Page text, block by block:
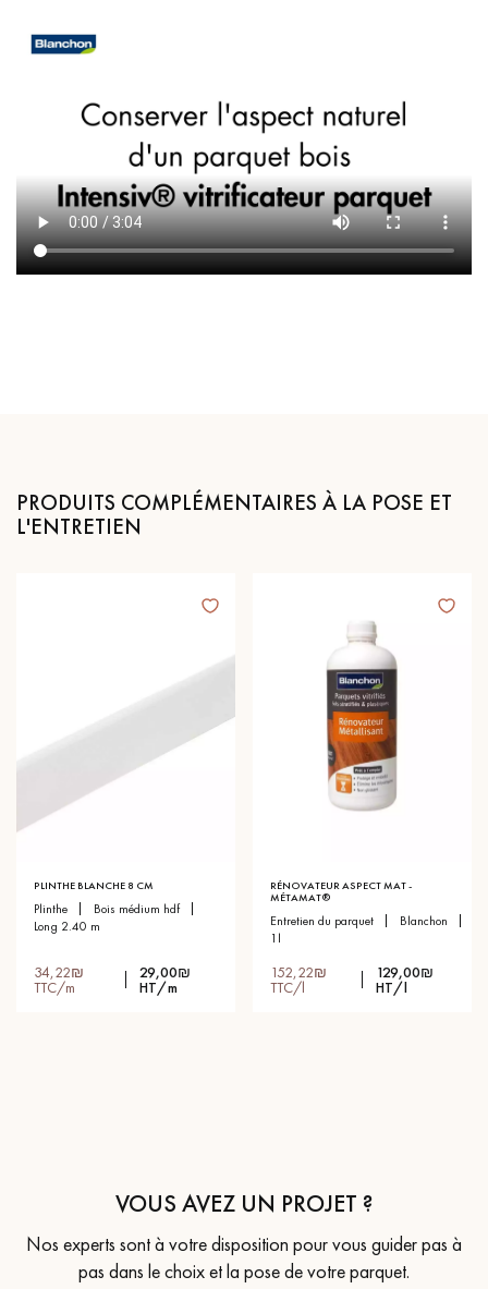
PRODUITS COMPLÉMENTAIRES À LA POSE ET
L'ENTRETIEN
PLINTHE BLANCHE 8 CM
plinthe
bois médium hdf
long 2.40 m
34,22₪
TTC/m
29,00₪
HT/m
RÉNOVATEUR ASPECT MAT -
MÉTAMAT®
entretien du parquet
blanchon
1l
152,22₪
TTC/l
129,00₪
HT/l
VOUS AVEZ UN PROJET ?
Nos experts sont à votre disposition pour vous guider pas à
pas dans le choix et la pose de votre parquet.